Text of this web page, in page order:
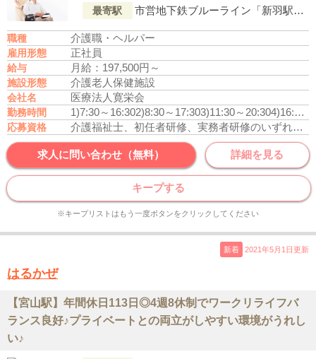
最寄駅 市営地下鉄ブルーライン「新羽駅」より徒歩15分
職種 介護職・ヘルパー
雇用形態 正社員
給与 月給：197,500円～
施設形態 介護老人保健施設
会社名 医療法人寛栄会
勤務時間 1)7:30～16:302)8:30～17:303)11:30～20:304)16:30～9:30
応募資格 介護福祉士、初任者研修、実務者研修のいずれかの資格をお持ちの方
求人に問い合わせ（無料） 詳細を見る
キープする
※キープリストはもう一度ボタンをクリックしてください
新着 2021年5月1日更新
はるかぜ
【宮山駅】年間休日113日◎4週8休制でワークリライフバ
ランス良好♪プライベートとの両立がしやすい環境がうれし
い♪